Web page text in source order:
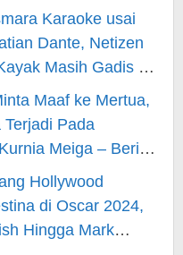
Karaoke usai
Dante, Netizen
Masih Gadis –
Maaf ke Mertua,
Pada
Meiga – Berita
Hollywood
di Oscar 2024,
Hingga Mark